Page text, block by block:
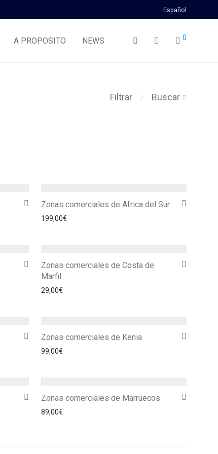
Español
A PROPOSITO NEWS 0
Filtrar ⁄ Buscar
Zonas comerciales de Africa del Sur
199,00€
Zonas comerciales de Costa de
Marfil
29,00€
Zonas comerciales de Kenia
99,00€
Zonas comerciales de Marruecos
89,00€